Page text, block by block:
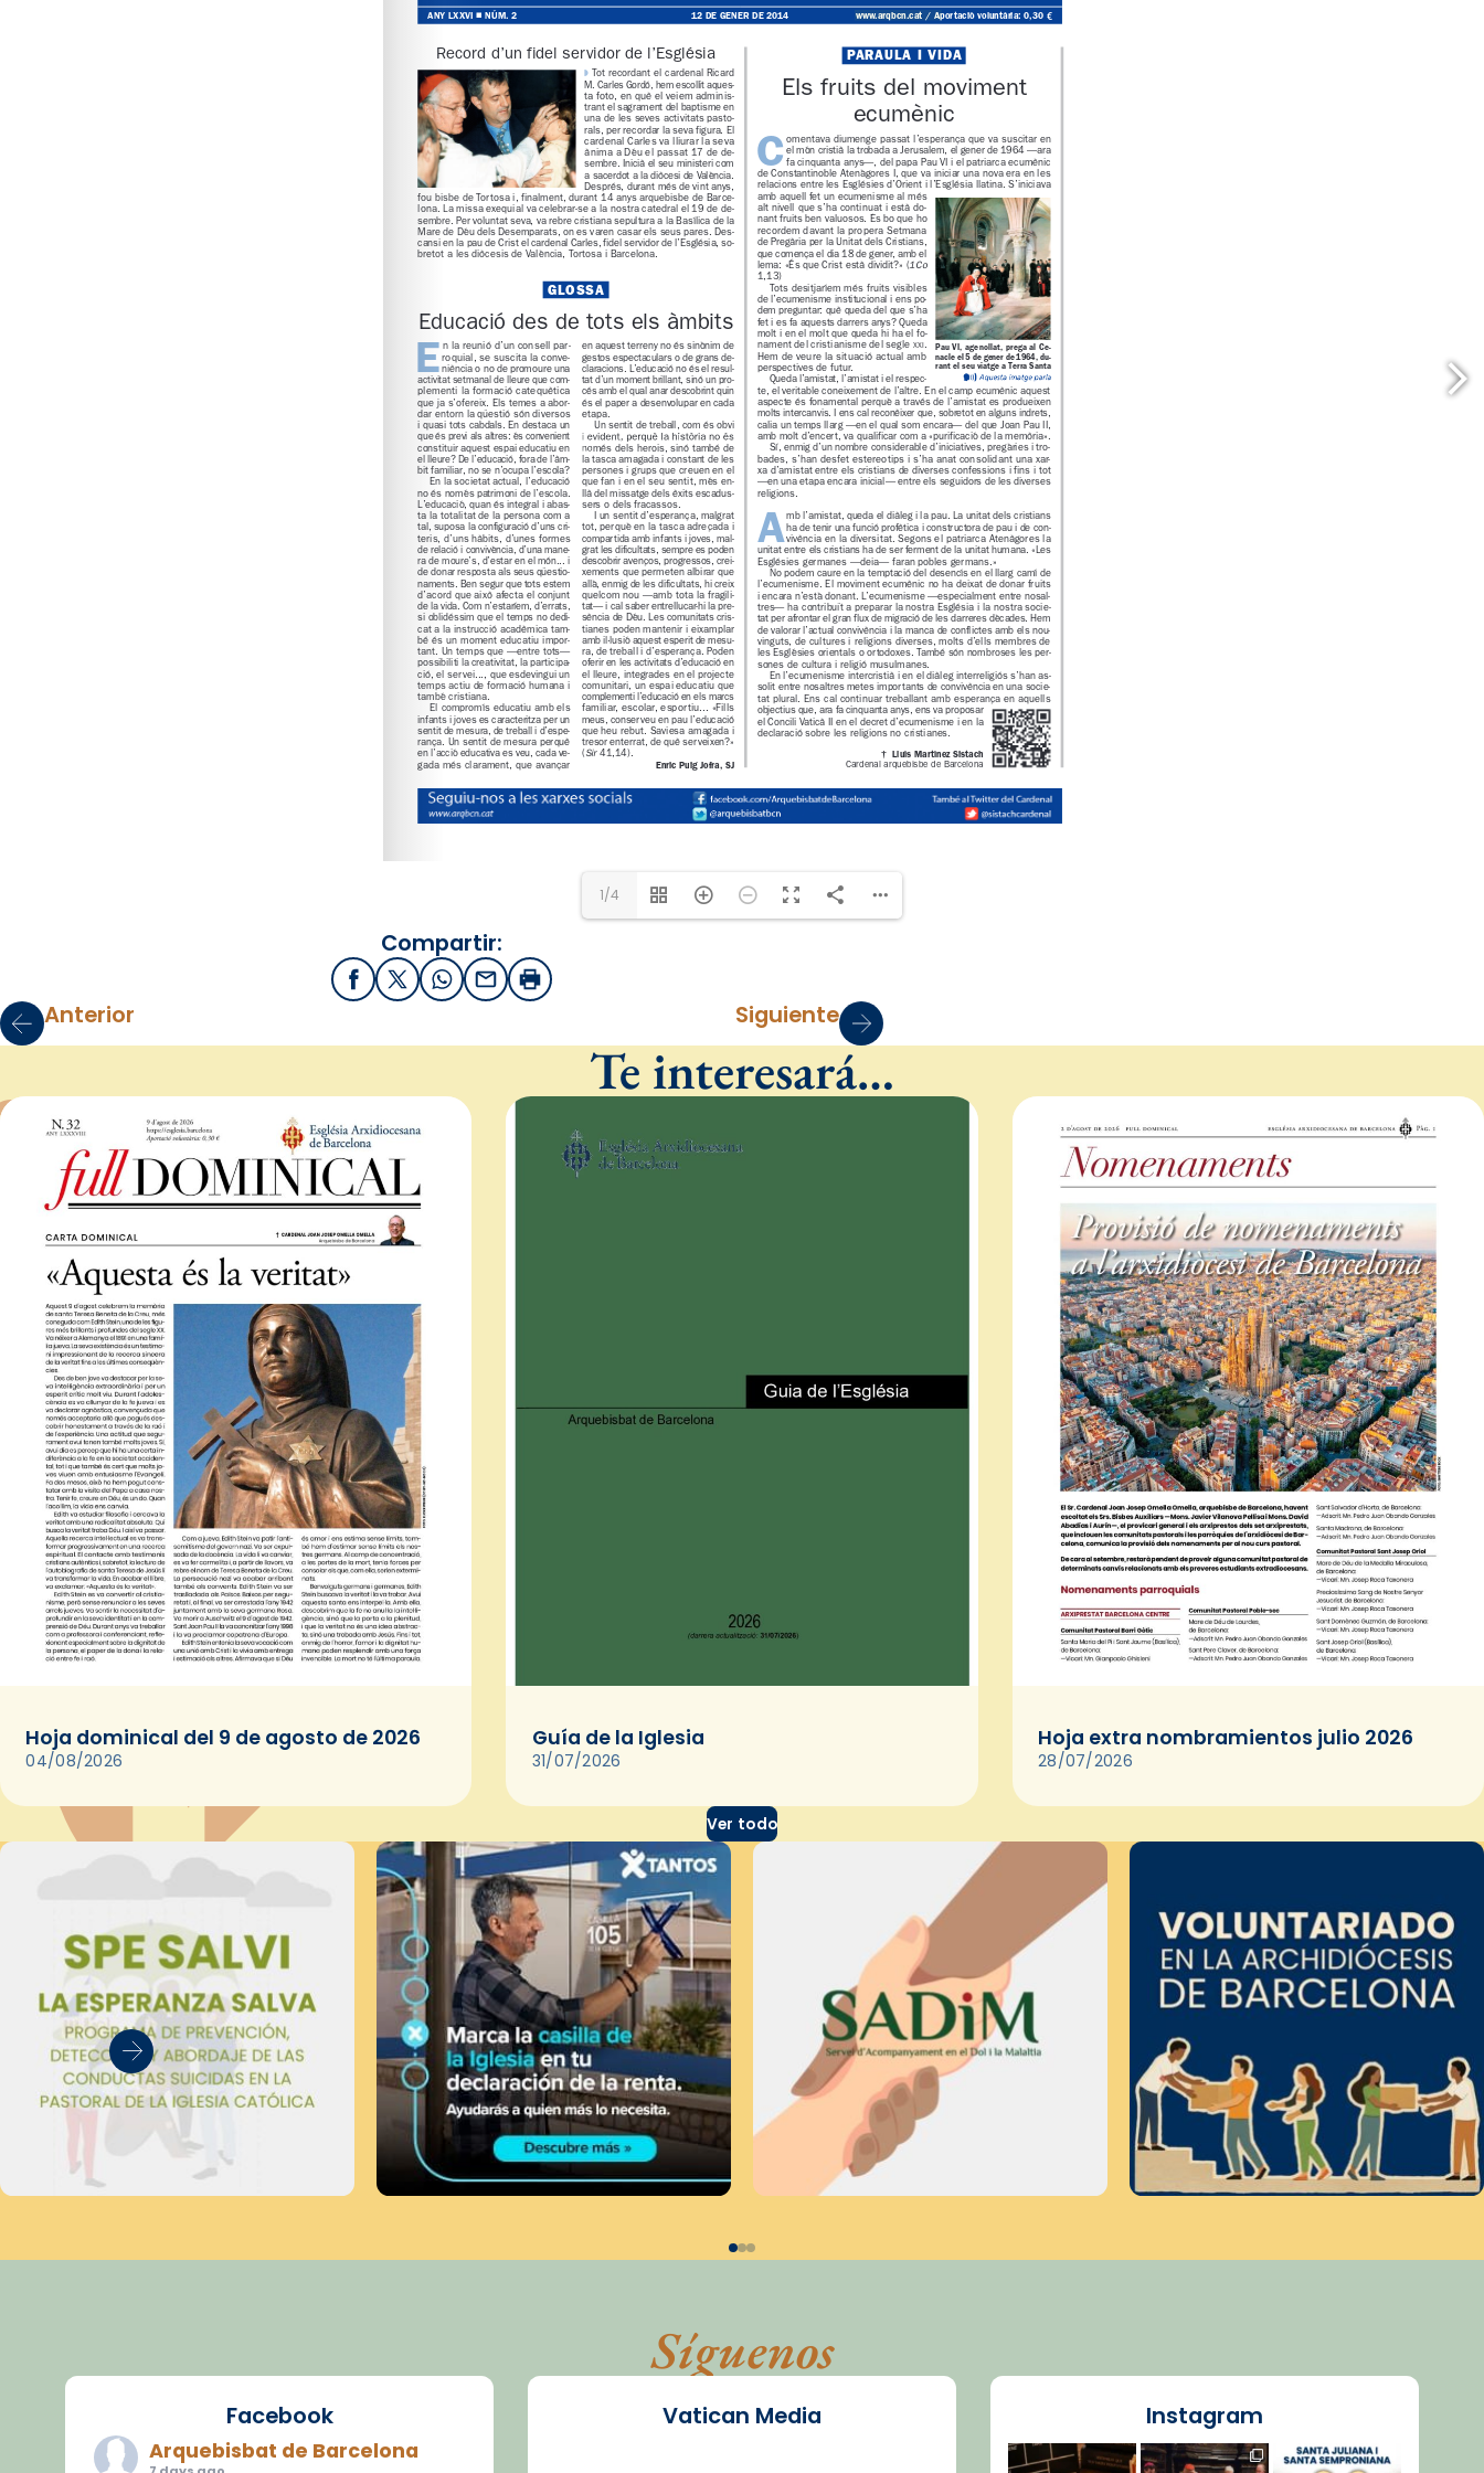
www.arqbcn.cat / Aportació voluntària: 0,30
1/4
Compartir:
FacebookX / Twitter
WhatsApp
EmailImprimir
Anterior Siguiente
Te interesará…
Hoja dominical del 9 de agosto de 2026
04/08/2026
Guía de la Iglesia
31/07/2026
Hoja extra nombramientos julio 2026
28/07/2026
Ver todo
Síguenos
Facebook
Arquebisbat de Barcelona
Vatican Media Instagram